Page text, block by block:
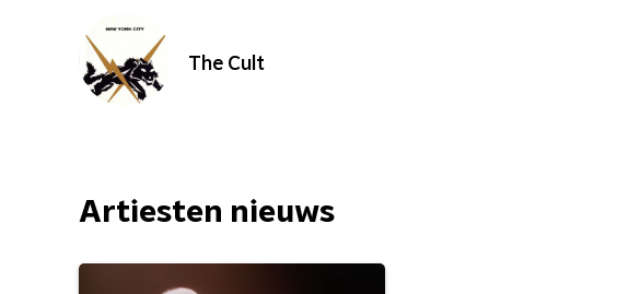
The Cult
Artiesten nieuws